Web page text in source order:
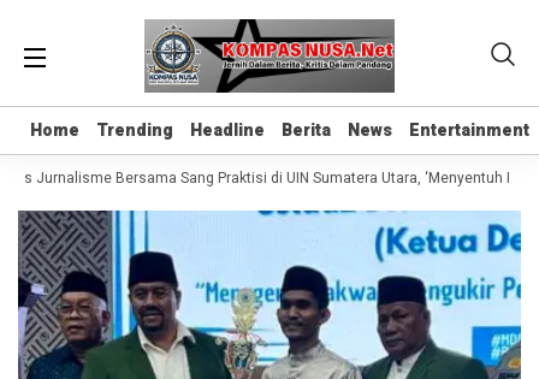
Home Trending Headline Berita News Entertainment
Home Trending Headline Berita News Entertainment
Jurnalisme Bersama Sang Praktisi di UIN Sumatera Utara, ‘Menyentuh Hati